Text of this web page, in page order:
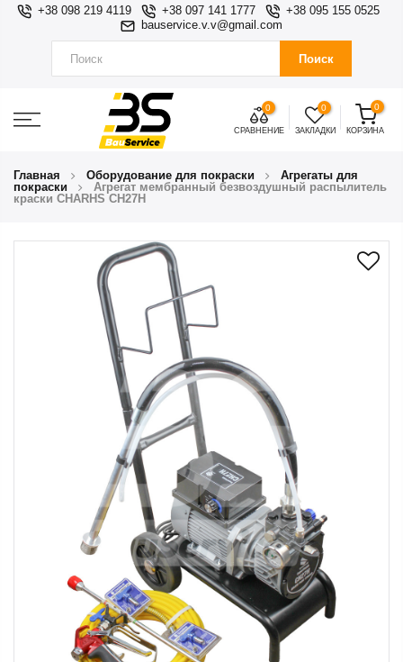
+38 098 219 4119 +38 097 141 1777
+38 095 155 0525
bauservice.v.v@gmail.com
Поиск
0
СРАВНЕНИЕ
0
ЗАКЛАДКИ
0
КОРЗИНА
Главная Оборудование для покраски
Агрегаты для
покраски
Агрегат мембранный безвоздушный распылитель
краски CHARHS CH27H